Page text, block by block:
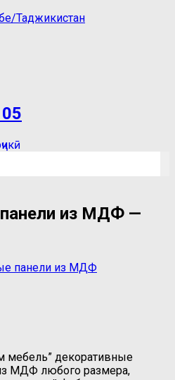
Таджикистан
из МДФ —
панели из МДФ
мебель” декоративные
МДФ любого размера,